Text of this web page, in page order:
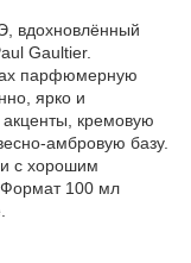
вдохновлённый
Gaultier.
парфюмерную
ярко и
кремовую
амбровую базу.
с хорошим
100 мл